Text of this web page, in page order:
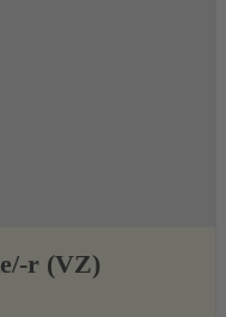
(U) Steuerfachangestellte/-r (VZ)